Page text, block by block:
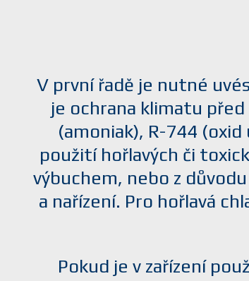
V první řadě je nutné
je ochrana klimatu
(amoniak), R-744
použití hořlavých či
výbuchem, nebo z
a nařízení. Pro hořlavá
Pokud je v zařízení